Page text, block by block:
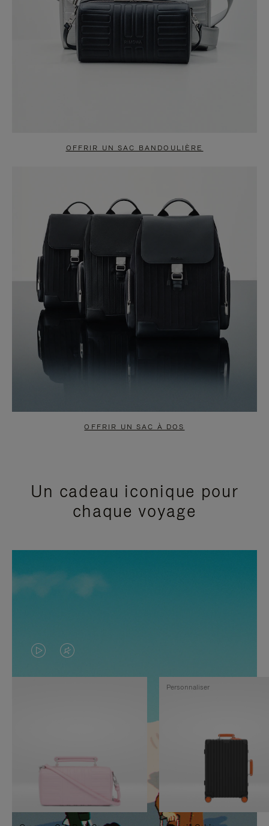
OFFRIR UN SAC BANDOULIÈRE
OFFRIR UN SAC À DOS
Un cadeau iconique pour
chaque voyage
LA
VIDÉO
PAUSE,
APPUYEZ
SUR
LE
SON
DÉSACTIVÉ.
VEUILLEZ
Personnaliser